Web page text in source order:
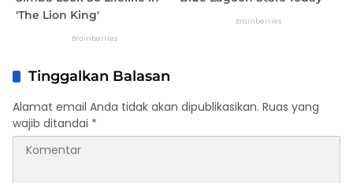
Tinggalkan Balasan
Alamat email Anda tidak akan dipublikasikan. Ruas yang
wajib ditandai *